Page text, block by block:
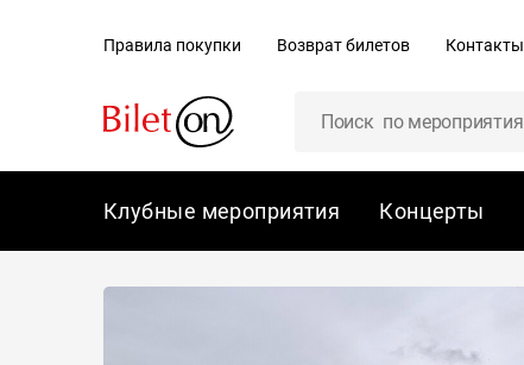
Правила покупки Возврат билетов Контакты
Клубные мероприятия Концерты